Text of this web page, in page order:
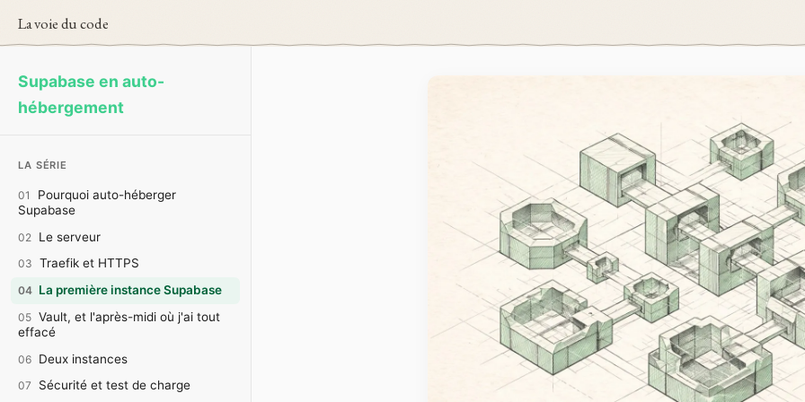
La voie du code
Supabase en auto-
hébergement
LA SÉRIE
01
Pourquoi auto-héberger
Supabase
02 Le serveur
03 Traefik et HTTPS
04 La première instance Supabase
05 Vault, et l'après-midi où j'ai tout
effacé
06 Deux instances
07 Sécurité et test de charge